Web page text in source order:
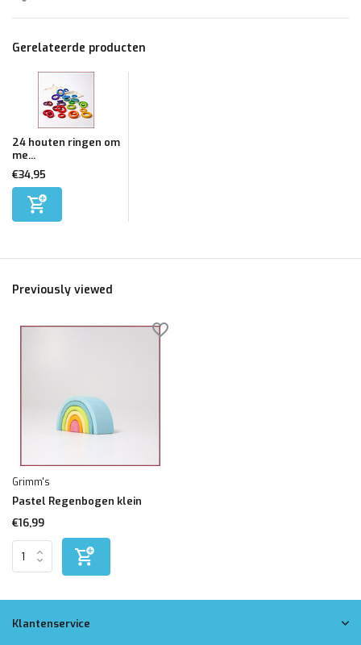
Gerelateerde producten
24 houten ringen om
me...
€34,95
Previously viewed
Grimm's
Pastel Regenbogen klein
€16,99
Klantenservice